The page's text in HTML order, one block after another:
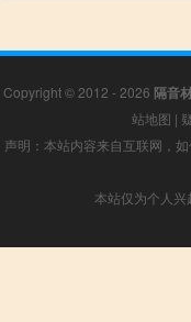
Copyright © 2012 - 2026 隔音
站地图 |
声明：本站内容来自互联网，
本站仅为个人